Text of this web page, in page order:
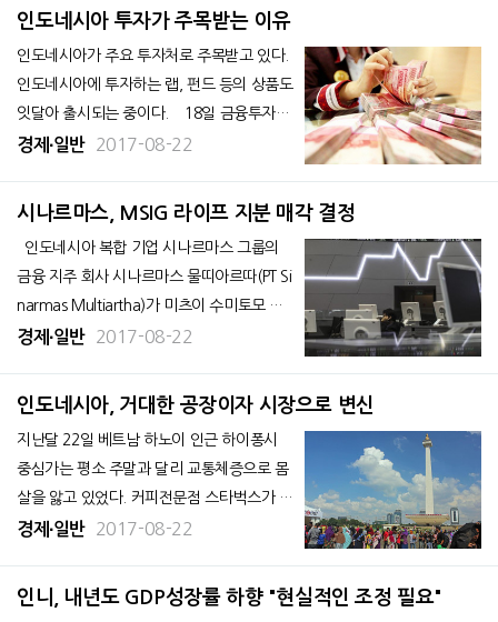
소개했다. 지난해 집계된 인도네시아의 커피
원)다. 이 가운데 원두시장은
인도네시아 투자가 주목받는 이유
인도네시아가 주요 투자처로 주목받고 있다.
인도네시아에 투자하는 랩, 펀드 등의 상품도
잇달아 출시되는 중이다. 18일 금융투자업
계에 따르면 인도네시아가 아세안 최대 경제
력을 보유한 것으로 평가되고 있다. '포스트
경제∙일반 2017-08-22
시나르마스, MSIG 라이프 지분 매각 결정
금융 지주 회사 시나르마스 물띠아르따(PT Si
narmas Multiartha)가 미츠이 수미토모 인
슈런스(Mitsui Sumitomo Insurance)와 절
(Sinarmas MSIG Life)의 지분을 매각할 의향
경제∙일반 2017-08-22
인도네시아, 거대한 공장이자 시장으로 변신
지난달 22일 베트남 하노이 인근 하이퐁시
중심가는 평소 주말과 달리 교통체증으로 몸
살을 앓고 있었다. 커피전문점 스타벅스가 수
개월 동안의 인테리어 공사를 마치고 이날 오
이퐁 시민들이 대거 몰리면서 주변 교통이 마
비된 것. 한 현지인은 “대기 줄이 바깥 인도와
경제∙일반 2017-08-22
인니, 내년도 GDP성장률 하향 "현실적인 조정 필요"